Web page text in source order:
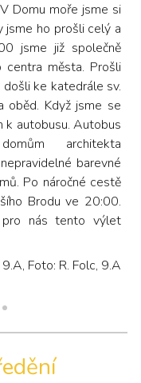
Domu moře jsme si
jsme ho prošli celý a
jsme již společně
města. Prošli
ke katedrále sv.
oběd. Když jsme se
k autobusu. Autobus
architekta
barevné
Po náročné cestě
Brodu ve 20:00.
nás tento výlet
9.A, Foto: R. Folc, 9.A